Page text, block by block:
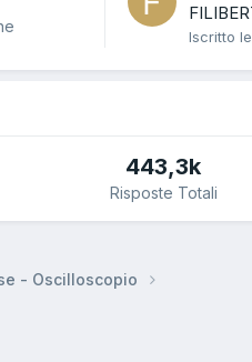
Iscritto
443,3k
Risposte Totali
- Oscilloscopio